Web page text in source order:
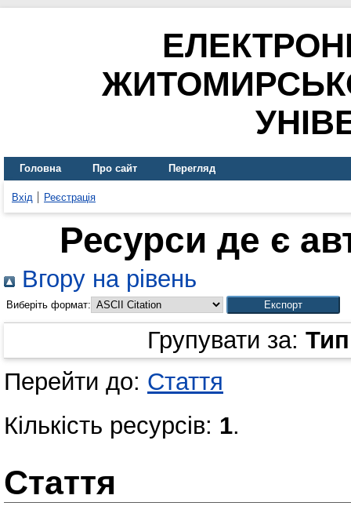
Головна Про сайт Перегляд
Вхід Реєстрація
Ресурси де є
Вгору на рівень
Виберіть формат:
Групувати за:
Перейти до: Стаття
Кількість ресурсів: 1.
Стаття